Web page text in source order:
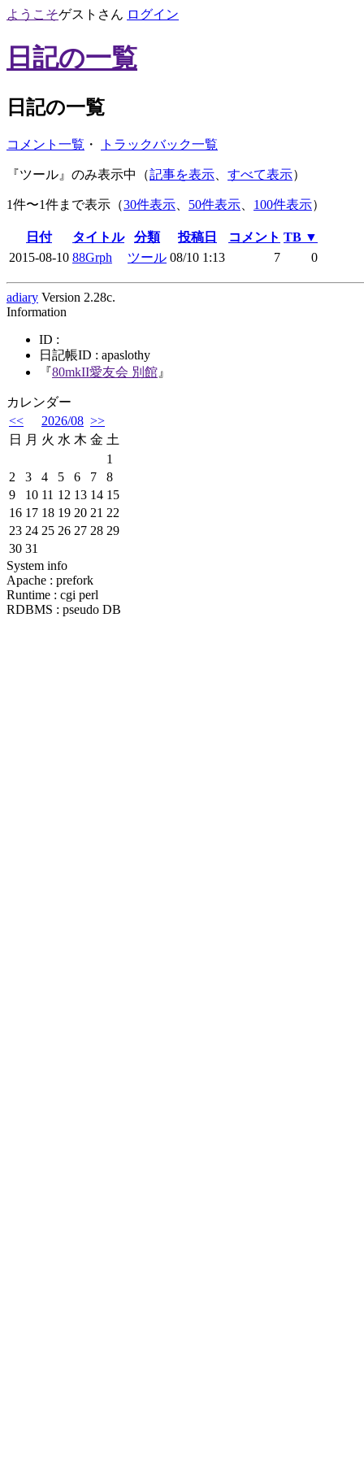
ようこそゲスト さん ログイン
日記の一覧
日記の一覧
コメント一覧 ・ トラックバック一覧
『ツール』のみ表示中（記事を表示 すべて表示）
1件〜1件まで表示（30件表示 50件表示 100件表示）
日付 タイトル 分類 投稿日 コメント TB ▼
2015-08-10 88Grph ツール 08/10 1:13 7 0
adiary Version 2.28c.
Information
ID :
日記帳ID : apaslothy
『80mkII愛友会 別館 』
カレンダー
<<
2026/08 >>
日
月 火 水 木 金 土
1
2
3 4 5 6 7
8
9
10 11 12 13 14 15
16 17 18 19 20 21 22
23 24 25 26 27 28 29
30 31
System info
Apache : prefork
Runtime : cgi perl
RDBMS : pseudo DB